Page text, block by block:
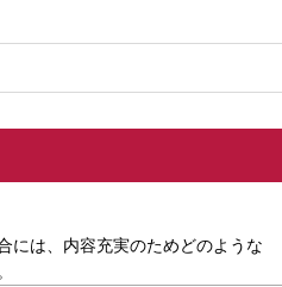
には、内容充実のためどのような